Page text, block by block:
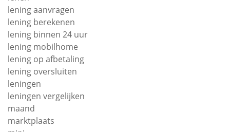
lening aanvragen
lening berekenen
lening binnen 24 uur
lening mobilhome
lening op afbetaling
lening oversluiten
leningen
leningen vergelijken
maand
marktplaats